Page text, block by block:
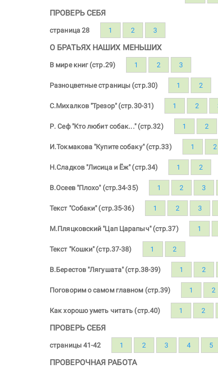
ПРОВЕРЬ СЕБЯ
страница 28 1 2 3
О БРАТЬЯХ НАШИХ МЕНЬШИХ
В мире книг (стр.29) 1 2 3
Разноцветные страницы (стр.30) 1 2
С.Михалков "Трезор" (стр.30-31) 1 2
Р. Сеф "Кто любит собак..." (стр.32) 1 2
И.Токмакова "Купите собаку" (стр.33) 1 2
Н.Сладков "Лисица и Ёж" (стр.34) 1 2
В.Осеев "Плохо" (стр.34-35) 1 2 3
Текст "Собаки" (стр.35-36) 1 2 3
М.Пляцковский "Цап Царапыч" (стр.37) 1
Текст "Кошки" (стр.37-38) 1 2
В.Берестов "Лягушата" (стр.38-39) 1 2
Поговорим о самом главном (стр.39) 1 2
Как хорошо уметь читать (стр.40) 1 2
ПРОВЕРЬ СЕБЯ
страницы 41-42 1 2 3 4 5
ПРОВЕРОЧНАЯ РАБОТА